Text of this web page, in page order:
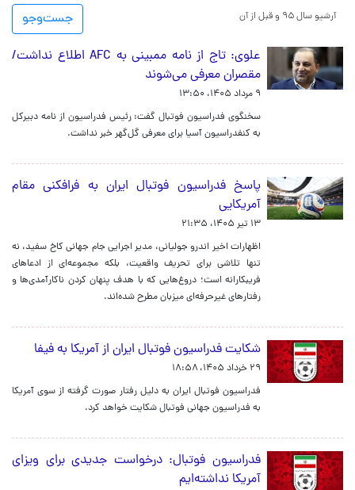
جست‌و‌جو آرشیو سال ۹۵ و قبل از آن
علوی: تاج از نامه ممبینی به AFC اطلاع نداشت/
مقصران معرفی می‌شوند
۹ مرداد ۱۴۰۵، ۱۳:۵۰
سخنگوی فدراسیون فوتبال گفت: رئیس فدراسیون از نامه دبیرکل
به کنفدراسیون آسیا برای معرفی گل‌گهر خبر نداشت.
پاسخ فدراسیون فوتبال ایران به فرافکنی مقام
آمریکایی
۱۳ تیر ۱۴۰۵، ۲۱:۳۵
اظهارات اخیر اندرو جولیانی، مدیر اجرایی جام جهانی کاخ سفید، نه
تنها تلاشی برای تحریف واقعیت، بلکه مجموعه‌ای از ادعاهای
فریبکارانه است؛ دروغ‌هایی که با هدف پنهان کردن ناکارآمدی‌ها و
رفتارهای غیرحرفه‌ای میزبان مطرح شده‌اند.
شکایت فدراسیون فوتبال ایران از آمریکا به فیفا
۲۹ خرداد ۱۴۰۵، ۱۸:۵۸
فدراسیون فوتبال ایران به دلیل رفتار صورت گرفته از سوی آمریکا
به فدراسیون جهانی فوتبال شکایت خواهد کرد.
فدراسیون فوتبال: درخواست جدیدی برای ویزای
آمریکا نداشته‌ایم